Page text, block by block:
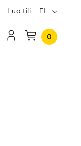
Luo tili FI
0